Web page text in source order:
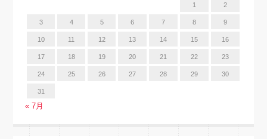
1 2
3 4 5 6 7 8 9
10 11 12 13 14 15 16
17 18 19 20 21 22 23
24 25 26 27 28 29 30
31
« 7月